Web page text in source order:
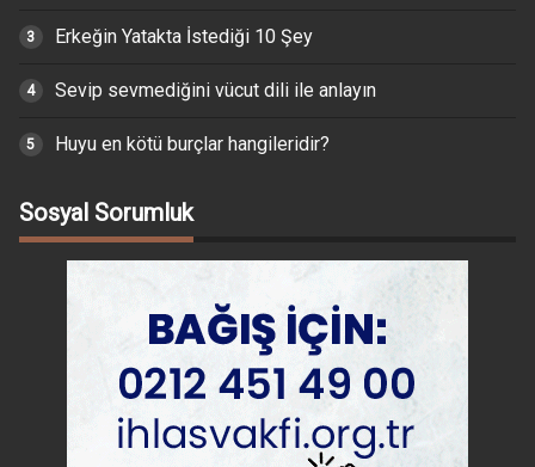
Erkeğin Yatakta İstediği 10 Şey
Sevip sevmediğini vücut dili ile anlayın
Huyu en kötü burçlar hangileridir?
Sosyal Sorumluk